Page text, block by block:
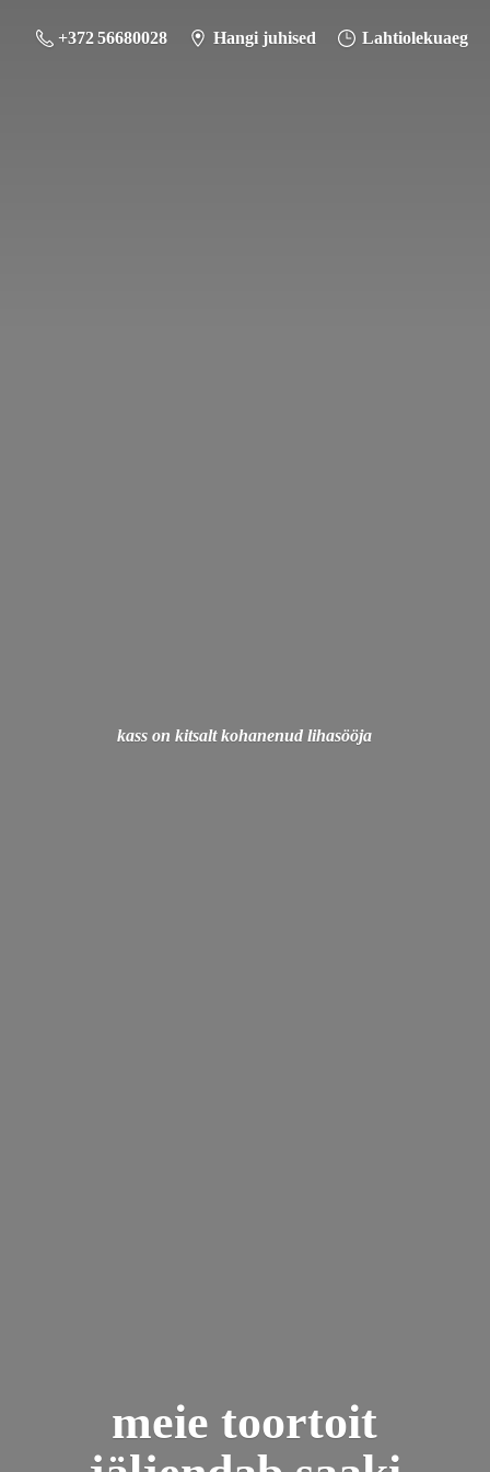
+372 56680028 Hangi juhised Lahtiolekuaeg
meie toortoit
kass on kitsaltkohanenud lihasööja